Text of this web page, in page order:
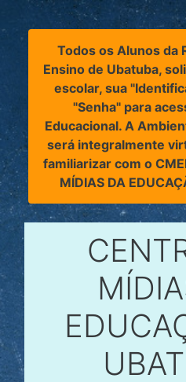
Ir para o conteúdo principal
Todos os Alunos da
Ensino de Ubatuba,
escolar, sua
"Senha" para
Educacional. A
será integralmente
familiarizar com o
MÍDIAS DA